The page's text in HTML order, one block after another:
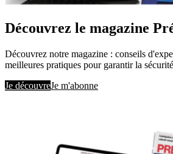
Découvrez le magazine
Découvrez notre magazine : conseils
meilleures pratiques pour garantir la
Je découvreJe m'abonne